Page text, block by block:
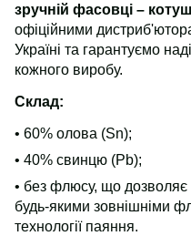
зручній фасовці –
офіційними
Україні та гарантуємо
кожного виробу.
Склад:
• 60% олова (Sn);
• 40% свинцю (Pb);
• без флюсу, що дозволяє
будь-якими зовнішніми
технології паяння.